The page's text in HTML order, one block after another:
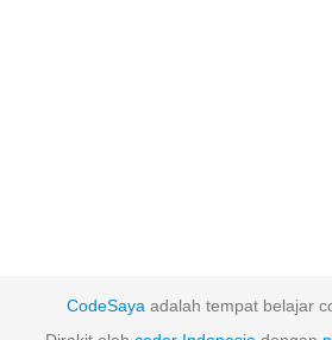
CodeSaya adalah tempat belajar